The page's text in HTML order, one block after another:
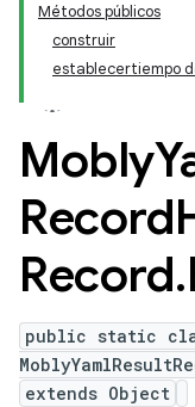
Métodos públicos
construir
establecertiempo
Mobly
Record
Record.
public static
extends Object